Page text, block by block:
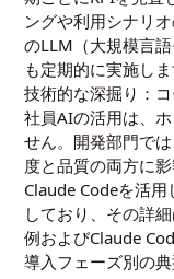
ングや利用シナリ
のLLM（大規模言
も定期的に実施しま
技術的な深掘り：
社員AIの活用は、
せん。開発部門で
度と品質の両方に
Claude Codeを活
しており、その詳
例およびClaude
導入フェーズ別の